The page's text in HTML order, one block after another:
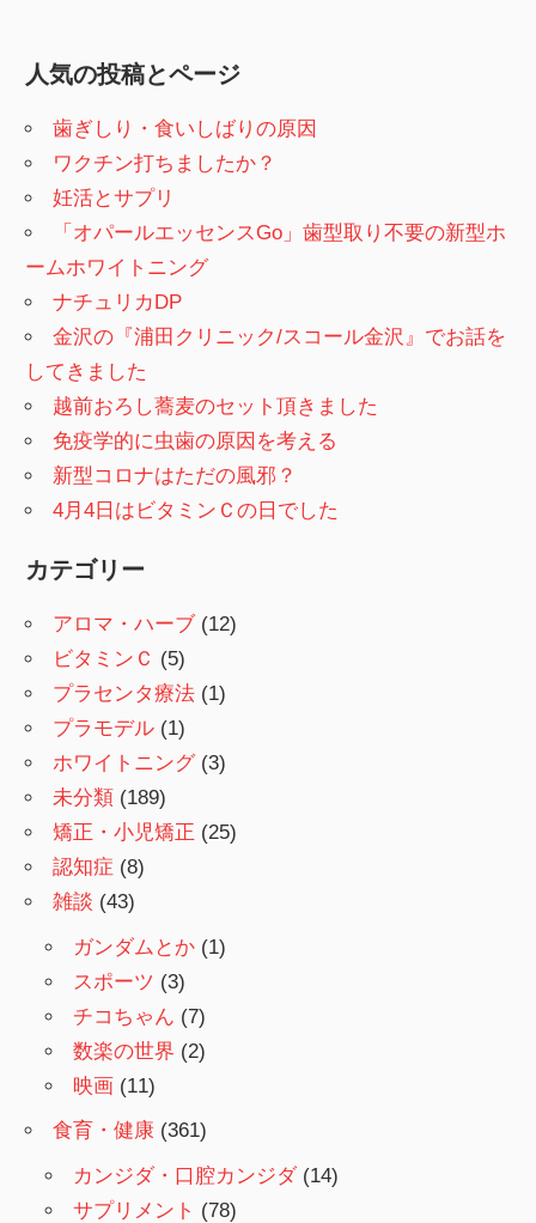
人気の投稿とページ
歯ぎしり・食いしばりの原因
ワクチン打ちましたか？
妊活とサプリ
「オパールエッセンスGo」歯型取り不要の新型ホ
ームホワイトニング
ナチュリカDP
金沢の『浦田クリニック/スコール金沢』でお話を
してきました
越前おろし蕎麦のセット頂きました
免疫学的に虫歯の原因を考える
新型コロナはただの風邪？
4月4日はビタミンＣの日でした
カテゴリー
アロマ・ハーブ (12)
ビタミンＣ (5)
プラセンタ療法 (1)
プラモデル (1)
ホワイトニング(3)
未分類 (189)
矯正・小児矯正 (25)
認知症 (8)
雑談 (43)
ガンダムとか (1)
スポーツ (3)
チコちゃん (7)
数楽の世界 (2)
映画 (11)
食育・健康 (361)
カンジダ・口腔カンジダ(14)
サプリメント (78)